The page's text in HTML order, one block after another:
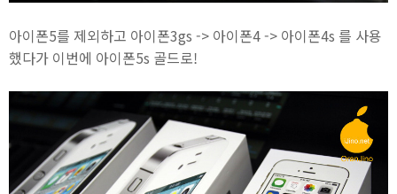
아이폰5를 제외하고 아이폰3gs -> 아이폰4 -> 아이폰4s 를 사용
했다가 이번에 아이폰5s 골드로!